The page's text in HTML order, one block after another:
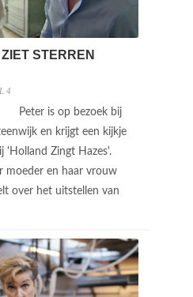
STERREN
4
Peter is op bezoek bij
en krijgt een kijkje
'Holland Zingt Hazes'.
moeder en haar vrouw
over het uitstellen van